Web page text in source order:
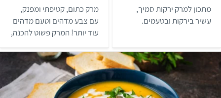
.
6
מ
ת
מתכון למרק ירקות סמיך,
עשיר בירקות ובטעמים.
.
4
מ
ת
ו
מרק כתום, קטיפתי ומפנק,
עם צבע מדהים וטעם מדהים
עוד יותר! המרק פשוט להכנה,
בארוחה חגיגית עם אורחים
או בארוחת ערב לכל
המשפחה (כן כן, המרק אהוב
גם על הילדים🤩).